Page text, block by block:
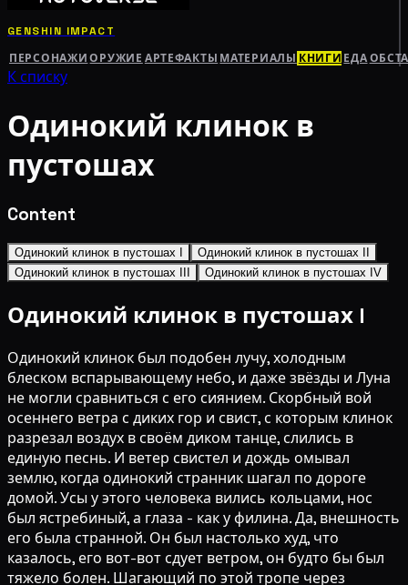
GENSHIN IMPACT
ПЕРСОНАЖИ ОРУЖИЕ АРТЕФАКТЫ МАТЕРИАЛЫ КНИГИ ЕДА
К списку
Одинокий клинок в
пустошах
Content
Одинокий клинок в пустошах I
Одинокий клинок в пустошах II
Одинокий клинок в пустошах III
Одинокий клинок в пустошах IV
Одинокий клинок в пустошах I
Одинокий клинок был подобен лучу, холодным
блеском вспарывающему небо, и даже звёзды и Луна
не могли сравниться с его сиянием. Скорбный вой
осеннего ветра с диких гор и свист, с которым клинок
разрезал воздух в своём диком танце, слились в
единую песнь. И ветер свистел и дождь омывал
землю, когда одинокий странник шагал по дороге
домой. Усы у этого человека вились кольцами, нос
был ястребиный, а глаза - как у филина. Да, внешность
его была странной. Он был настолько худ, что
казалось, его вот-вот сдует ветром, он будто бы был
тяжело болен. Шагающий по этой тропе через